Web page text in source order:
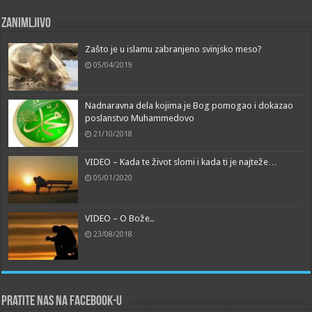
Zanimljivo
Zašto je u islamu zabranjeno svinjsko meso?
05/04/2019
Nadnaravna dela kojima je Bog pomogao i dokazao
poslanstvo Muhammedovo
21/10/2018
VIDEO – Kada te život slomi i kada ti je najteže…
05/01/2020
VIDEO – O Bože..
23/08/2018
Pratite nas na Facebook-u